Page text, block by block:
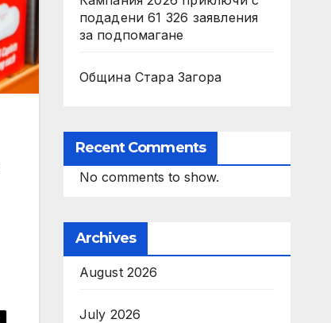
подадени 61 326 заявления
за подпомагане
Община Стара Загора
Recent Comments
No comments to show.
Archives
August 2026
July 2026